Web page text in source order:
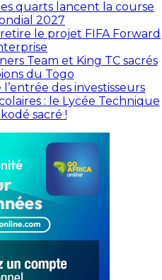
quarts lancent la course
2027
le projet FIFA Forward
Team et King TC sacrés
du Togo
l’entrée des investisseurs
: le Lycée Technique
sacré !